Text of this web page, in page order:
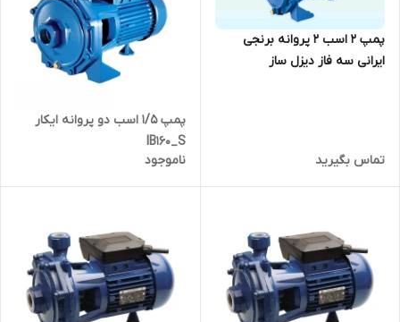
پمپ ۲ اسب ۲ پروانه برنجی
ایرانی سه فاز دیزل ساز
تماس بگیرید
پمپ ۱/۵ اسب دو پروانه ایکار
IB160_S
ناموجود